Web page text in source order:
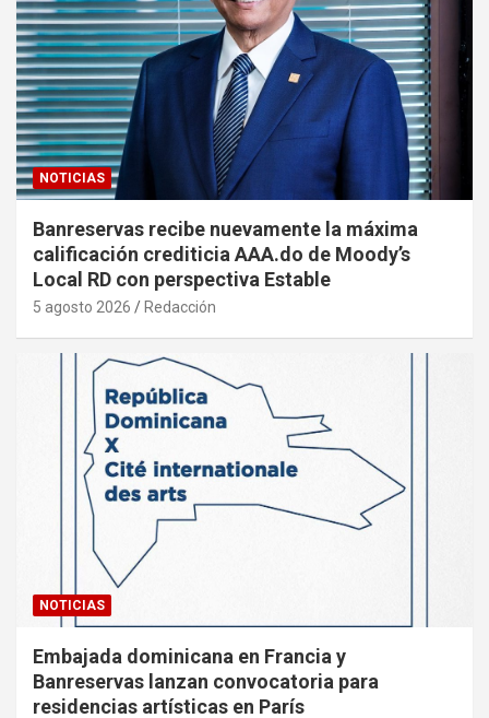
NOTICIAS
Banreservas recibe nuevamente la máxima
calificación crediticia AAA.do de Moody’s
Local RD con perspectiva Estable
5 agosto 2026 Redacción
NOTICIAS
Embajada dominicana en Francia y
Banreservas lanzan convocatoria para
residencias artísticas en París